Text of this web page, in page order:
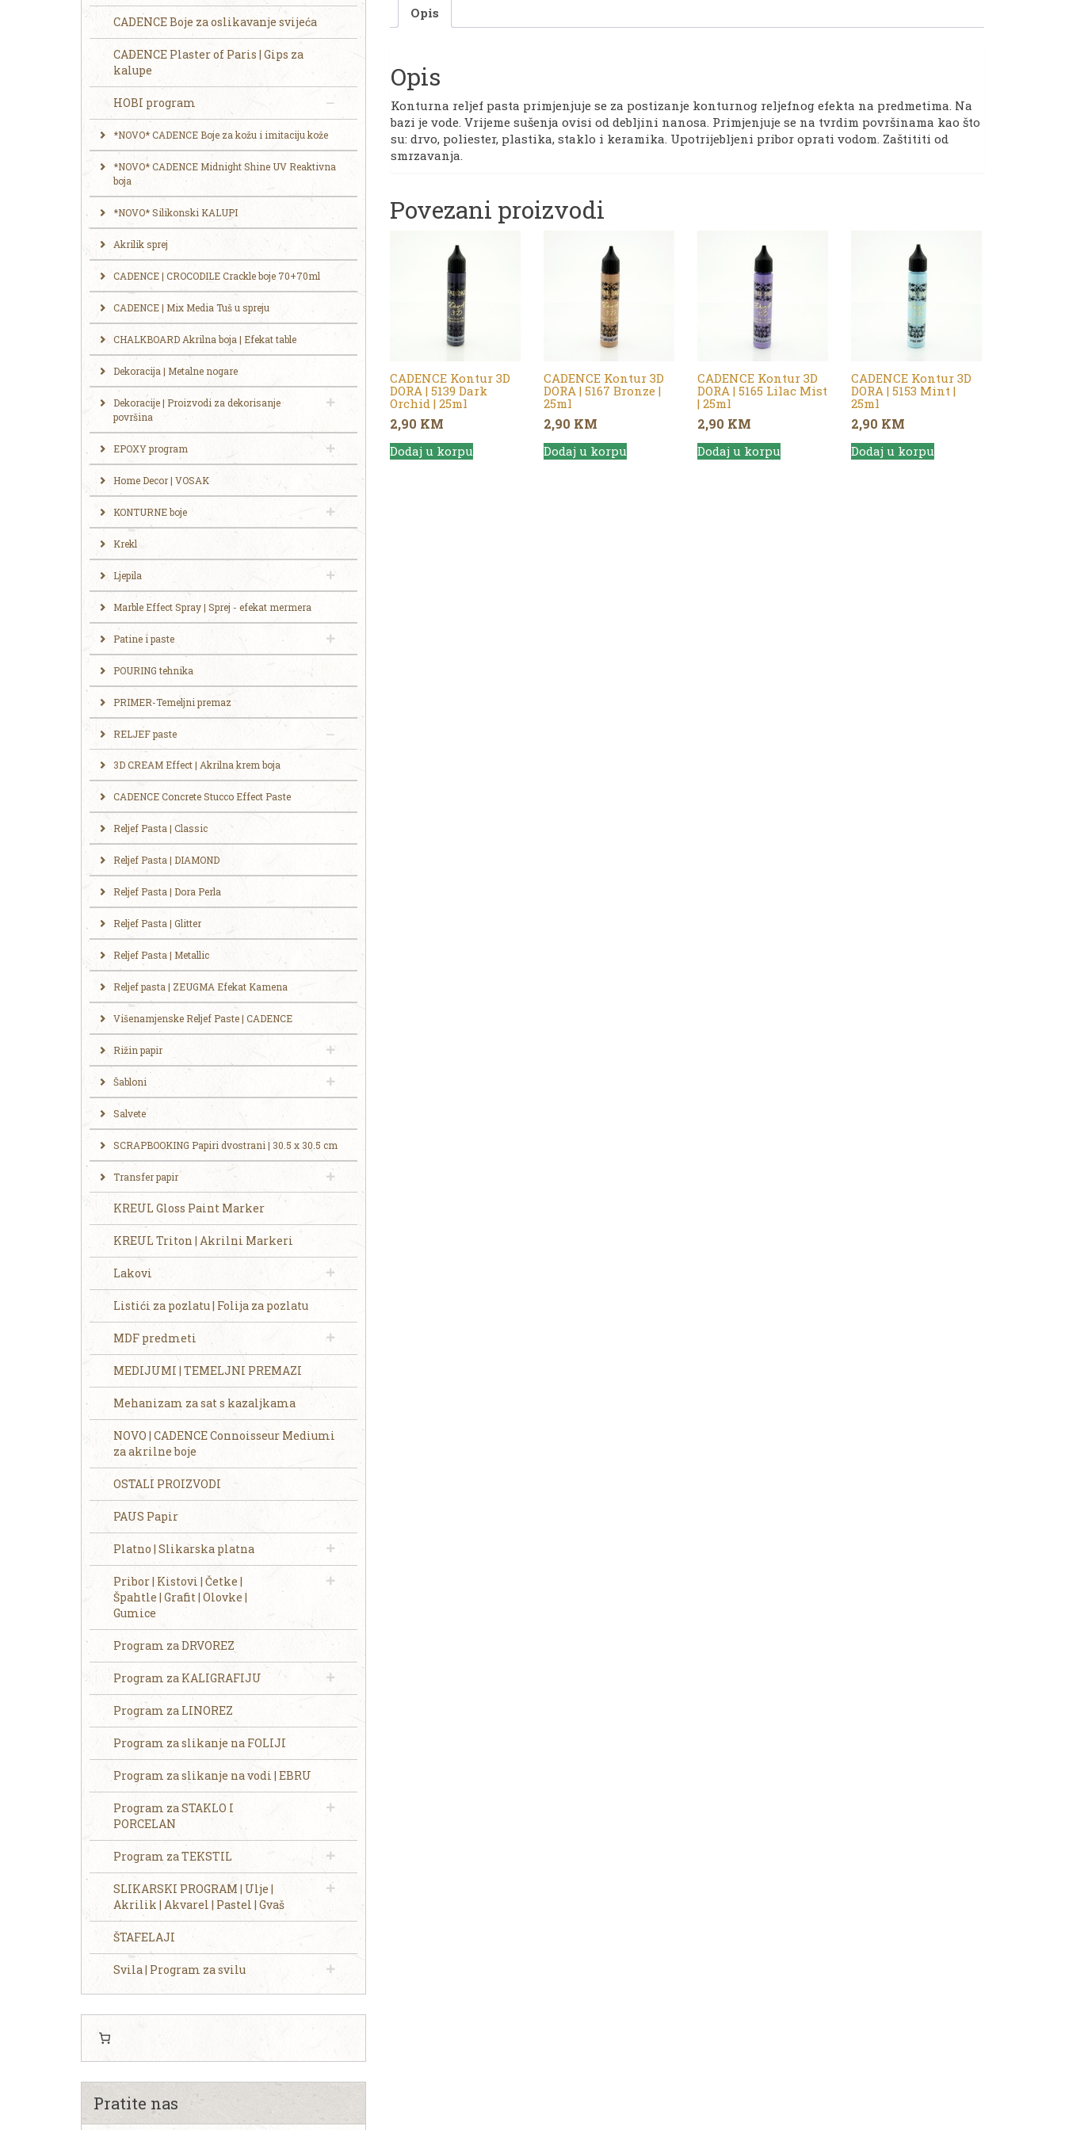
Opis
Opis
Konturna reljef pasta primjenjuje se za postizanje konturnog reljefnog efekta na predmetima. Na
bazi je vode. Vrijeme sušenja ovisi od debljini nanosa. Primjenjuje se na tvrdim površinama kao što
su: drvo, poliester, plastika, staklo i keramika. Upotrijebljeni pribor oprati vodom. Zaštititi od
smrzavanja.
Povezani proizvodi
CADENCE Kontur 3D
DORA | 5139 Dark
Orchid | 25ml
2,90 KM
Dodaj u korpu
CADENCE Kontur 3D
DORA | 5167 Bronze |
25ml
2,90 KM
Dodaj u korpu
CADENCE Kontur 3D
DORA | 5165 Lilac Mist
| 25ml
2,90 KM
Dodaj u korpu
CADENCE Kontur 3D
DORA | 5153 Mint |
25ml
2,90 KM
Dodaj u korpu
CADENCE Boje za oslikavanje svijeća
CADENCE Plaster of Paris | Gips za
kalupe
HOBI program
*NOVO* CADENCE Boje za kožu i imitaciju kože
*NOVO* CADENCE Midnight Shine UV Reaktivna
boja
*NOVO* Silikonski KALUPI
Akrilik sprej
CADENCE | CROCODILE Crackle boje 70+70ml
CADENCE | Mix Media Tuš u spreju
CHALKBOARD Akrilna boja | Efekat table
Dekoracija | Metalne nogare
Dekoracije | Proizvodi za dekorisanje
površina
EPOXY program
Home Decor | VOSAK
KONTURNE boje
Krekl
Ljepila
Marble Effect Spray | Sprej - efekat mermera
Patine i paste
POURING tehnika
PRIMER-Temeljni premaz
RELJEF paste
3D CREAM Effect | Akrilna krem boja
CADENCE Concrete Stucco Effect Paste
Reljef Pasta | Classic
Reljef Pasta | DIAMOND
Reljef Pasta | Dora Perla
Reljef Pasta | Glitter
Reljef Pasta | Metallic
Reljef pasta | ZEUGMA Efekat Kamena
Višenamjenske Reljef Paste | CADENCE
Rižin papir
Šabloni
Salvete
SCRAPBOOKING Papiri dvostrani | 30.5 x 30.5 cm
Transfer papir
KREUL Gloss Paint Marker
KREUL Triton | Akrilni Markeri
Lakovi
Listići za pozlatu | Folija za pozlatu
MDF predmeti
MEDIJUMI | TEMELJNI PREMAZI
Mehanizam za sat s kazaljkama
NOVO | CADENCE Connoisseur Mediumi
za akrilne boje
OSTALI PROIZVODI
PAUS Papir
Platno | Slikarska platna
Pribor | Kistovi | Četke |
Špahtle | Grafit | Olovke |
Gumice
Program za DRVOREZ
Program za KALIGRAFIJU
Program za LINOREZ
Program za slikanje na FOLIJI
Program za slikanje na vodi | EBRU
Program za STAKLO I
PORCELAN
Program za TEKSTIL
SLIKARSKI PROGRAM | Ulje |
Akrilik | Akvarel | Pastel | Gvaš
ŠTAFELAJI
Svila | Program za svilu
Pratite nas